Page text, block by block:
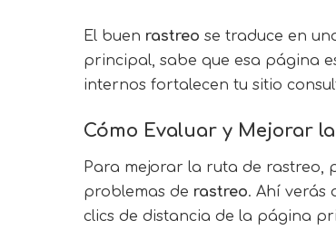
El buen rastreo se traduce en
principal, sabe que esa página
internos fortalecen tu sitio
Cómo Evaluar y Mejorar
Para mejorar la ruta de rastreo,
problemas de rastreo. Ahí verás
clics de distancia de la página